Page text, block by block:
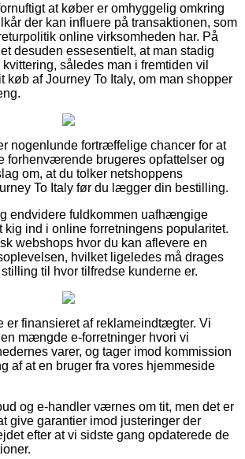
at køber er omhyggelig omkring
der kan influere på transaktionen, som
online virksomheden har. På
desuden essesentielt, at man stadig
således man i fremtiden vil
køb af Journey To Italy, om man shopper
nogenlunde fortræffelige chancer for at
forhenværende brugeres opfattelser og
om, at du tolker netshoppens
To Italy før du lægger din bestilling.
endvidere fuldkommen uafhængige
kig ind i online forretningens popularitet.
webshops hvor du kan aflevere en
hvilket ligeledes må drages
til hvor tilfredse kunderne er.
er finansieret af reklameindtægter. Vi
mængde e-forretninger hvori vi
varer, og tager imod kommission
af at en bruger fra vores hjemmeside
og e-handler værnes om tit, men det er
give garantier imod justeringer der
efter at vi sidste gang opdaterede de